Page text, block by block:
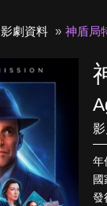
影劇資料 神盾局
年
國
發